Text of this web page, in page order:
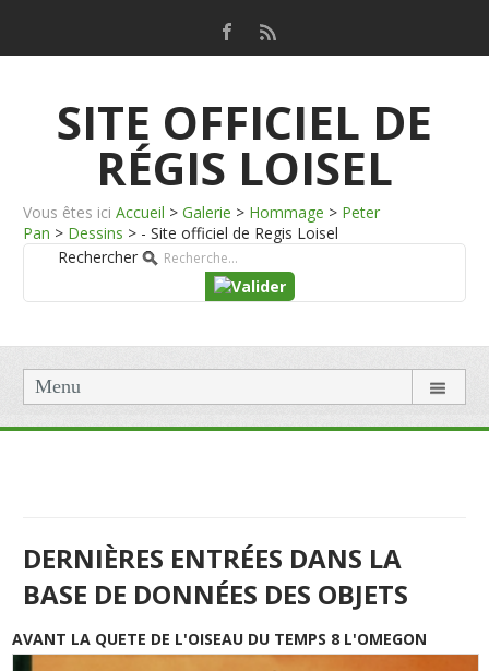
SITE OFFICIEL DE
RÉGIS LOISEL
Vous êtes ici Accueil > Galerie > Hommage > Peter
Pan > Dessins > - Site officiel de Regis Loisel
Rechercher
Menu
DERNIÈRES ENTRÉES DANS LA
BASE DE DONNÉES DES OBJETS
AVANT LA QUETE DE L'OISEAU DU TEMPS 8 L'OMEGON